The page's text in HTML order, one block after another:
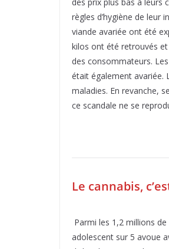
règles d’hygiène de leur
viande avariée ont été
kilos ont été retrouvés
des consommateurs.
était également avariée.
maladies. En revanche,
ce scandale ne se
Le cannabis,
Parmi les 1,2 millions
adolescent sur 5 avoue